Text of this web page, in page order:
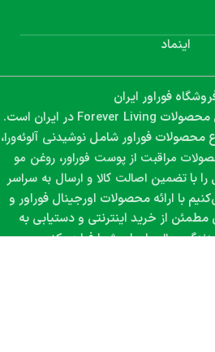
فوراور ایران
محصولات Forever Living در ایران است.
محصولات فوراور شامل نوشیدنی آلوئه‌ورا،
مراقبت از پوست فوراور، روغن مو
را باتضمین اصالت کالا و ارسال به سراسر
با ارائه محصولات اورجینال فوراور و
از خرید اینترنتی و دستیابی به
سالمرا برای شما فراهم کنیم.